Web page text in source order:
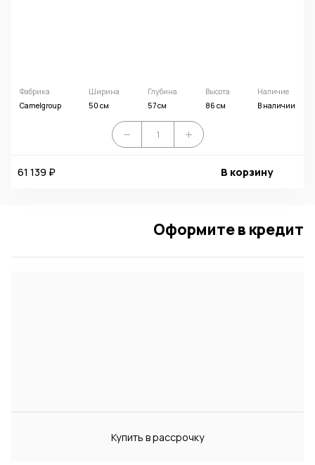
Фабрика
Camelgroup
Ширина
50 см
Глубина
57 см
Высота
86 см
Наличие
В наличии
61 139 ₽ В корзину
Оформите в кредит
Купить в рассрочку